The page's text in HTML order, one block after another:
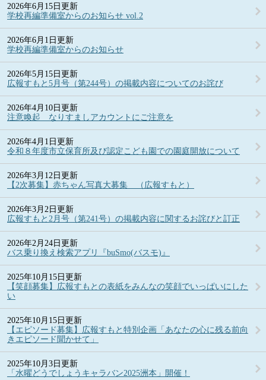
2026年6月15日更新
学校再編準備室からのお知らせ vol.2
2026年6月1日更新
学校再編準備室からのお知らせ
2026年5月15日更新
広報すもと5月号（第244号）の掲載内容についてのお詫び
2026年4月10日更新
注意喚起 なりすましアカウントにご注意を
2026年4月1日更新
令和８年度市立保育所及び認定こども園での園庭開放について
2026年3月12日更新
【2次募集】赤ちゃん写真大募集 （広報すもと）
2026年3月2日更新
広報すもと2月号（第241号）の掲載内容に関するお詫びと訂正
2026年2月24日更新
バス乗り換え検索アプリ『buSmo(バスモ)』
2025年10月15日更新
【笑顔募集】広報すもとの表紙をみんなの笑顔でいっぱいにした
い
2025年10月15日更新
【エピソード募集】広報すもと特別企画「あなたの心に残る前向
きエピソード聞かせて」
2025年10月3日更新
「水曜どうでしょうキャラバン2025洲本」開催！